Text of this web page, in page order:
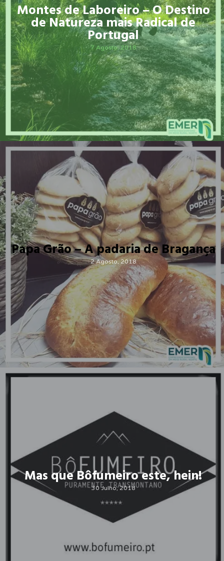
Montes de Laboreiro – O Destino
de Natureza mais Radical de
Portugal
7 Agosto, 2018
Papa Grão – A padaria de Bragança
2 Agosto, 2018
Mas que Bôfumeiro este, hein!
30 Julho, 2018